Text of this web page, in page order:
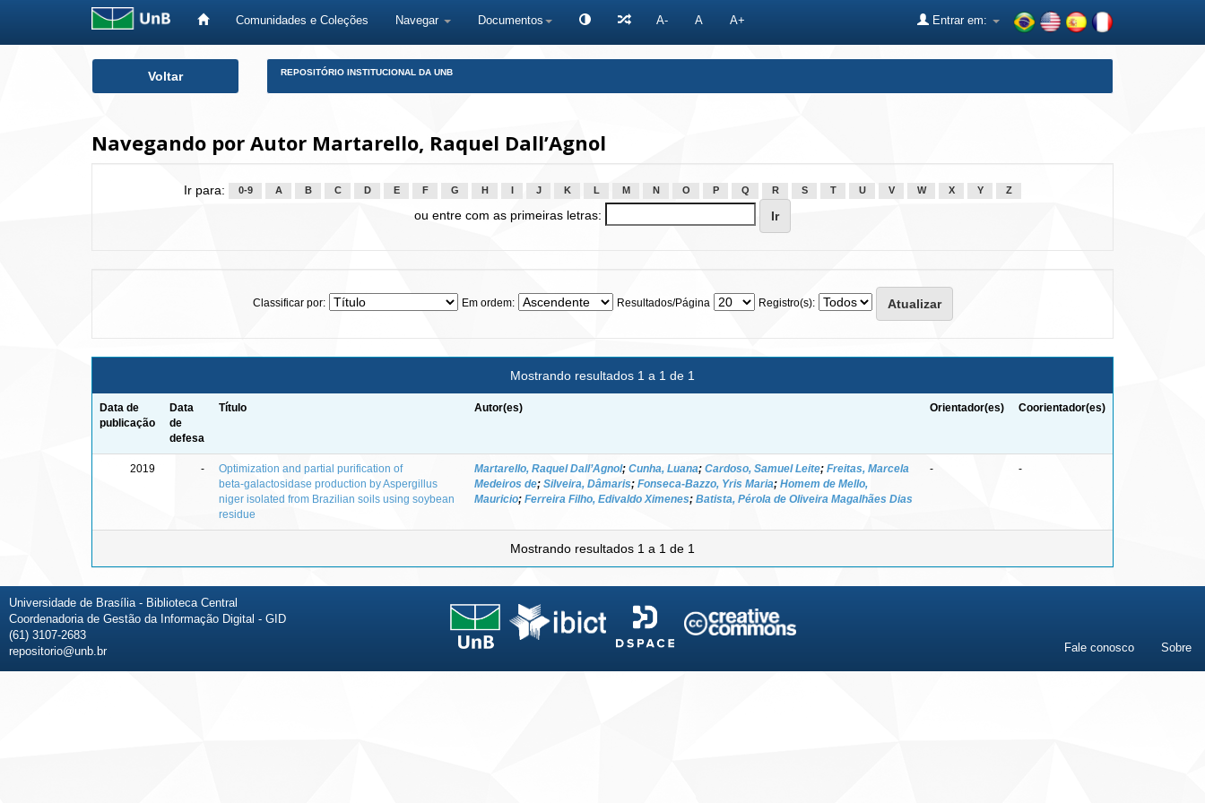
Comunidades e Coleções Navegar Documentos A- A A+ Entrar em:
Voltar REPOSITÓRIO INSTITUCIONAL DA UNB
Navegando por Autor Martarello, Raquel Dall’Agnol
Ir para: 0-9 A B C D E F G H J K L M N O P Q R S T U V W X Y Z
ou entre com as primeiras letras:
Classificar por: Em ordem: Resultados/Página Registro(s):
Mostrando resultados 1 a 1 de 1
Data de
publicação
Data
de
defesa
Título Autor(es) Orientador(es) Coorientador(es)
2019 -
Optimization and partial purification of
beta‑galactosidase production by Aspergillus
niger isolated from Brazilian soils using soybean
residue
Martarello, Raquel Dall’Agnol; Cunha, Luana; Cardoso, Samuel Leite; Freitas, Marcela
Medeiros de; Silveira, Dâmaris; Fonseca‑Bazzo, Yris Maria; Homem de Mello,
Mauricio; Ferreira Filho, Edivaldo Ximenes; Batista, Pérola de Oliveira Magalhães Dias
- -
Mostrando resultados 1 a 1 de 1
Universidade de Brasília - Biblioteca Central
Coordenadoria de Gestão da Informação Digital - GID
(61) 3107-2683
repositorio@unb.br
Fale conosco Sobre